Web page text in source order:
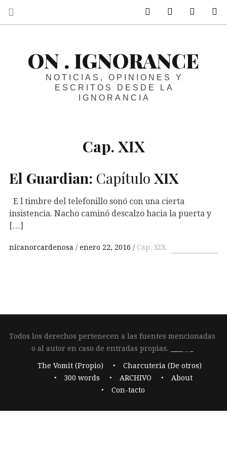
ON . IGNORANCE
NOTICIAS, OPINIONES Y
ESCRITOS DESDE LA
IGNORANCIA
Cap. XIX
El Guardian: Capítulo XIX
E l timbre del telefonillo sonó con una cierta
insistencia. Nacho caminó descalzo hacia la puerta y
[…]
nicanorcardenosa enero 22, 2016 Cap. XIX
Todos los derechos pertenecen a las fuentes mencionadas
o al autor en caso de entradas propias.
The Vomit (Propio)
Charcuteria (De otros)
300 words
ARCHIVO
About
Con-tacto